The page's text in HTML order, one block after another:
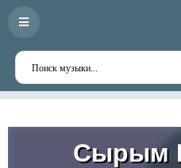
Сырым